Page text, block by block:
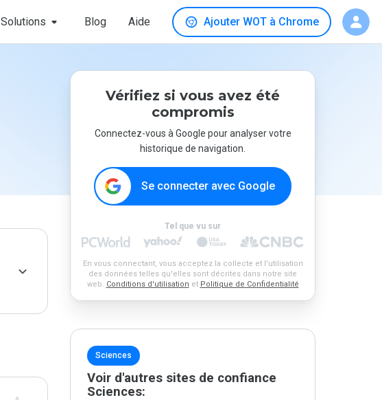
Solutions Blog Aide Ajouter WOT à Chrome
Vérifiez si vous avez été
compromis
Connectez-vous à Google pour analyser votre
historique de navigation.
Se connecter avec Google
Tel que vu sur
En vous connectant, vous acceptez la collecte et l'utilisation
des données telles qu'elles sont décrites dans notre site
web. Conditions d'utilisation et Politique de Confidentialité
Sciences
Voir d'autres sites de confiance
Sciences: